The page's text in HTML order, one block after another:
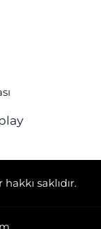
saklıdır.